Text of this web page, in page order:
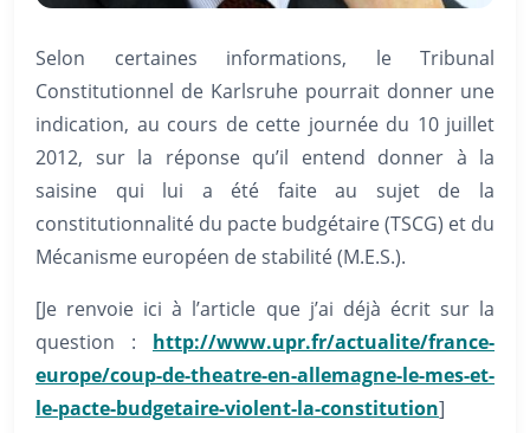
Selon certaines informations, le Tribunal
Constitutionnel de Karlsruhe pourrait donner une
indication, au cours de cette journée du 10 juillet
2012, sur la réponse qu’il entend donner à la
saisine qui lui a été faite au sujet de la
constitutionnalité du pacte budgétaire (TSCG) et du
Mécanisme européen de stabilité (M.E.S.).
[Je renvoie ici à l’article que j’ai déjà écrit sur la
question : http://www.upr.fr/actualite/france-
europe/coup-de-theatre-en-allemagne-le-mes-et-
le-pacte-budgetaire-violent-la-constitution]